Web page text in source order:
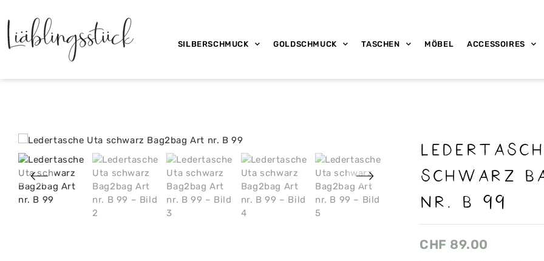
SILBERSCHMUCK GOLDSCHMUCK TASCHEN MÖBEL ACCESSOIRES
schwarz
nr. B 99
CHF 89.00